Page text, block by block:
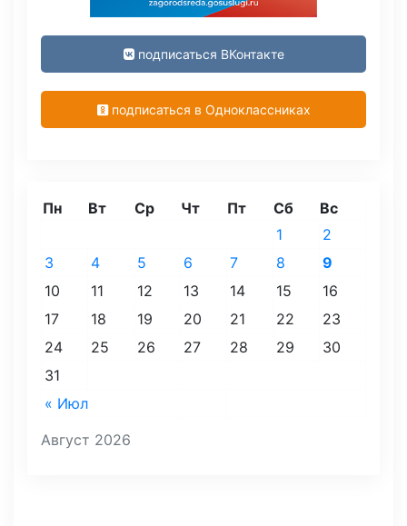
подписаться ВКонтакте
подписаться в Одноклассниках
Август 2026
Пн Вт Ср Чт Пт Сб Вс
« Июл
1
2
3
4 5 6 7 8
9
10
11 12 13 14 15
16
17
18 19 20 21 22
23
24
25 26 27 28 29
30
31